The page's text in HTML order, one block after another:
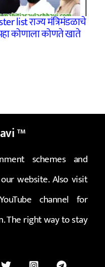
list राज्य मंत्रिमंडळाचे
कोणाला कोणते खाते
™
schemes and
website. Also visit
channel for
The right way to stay